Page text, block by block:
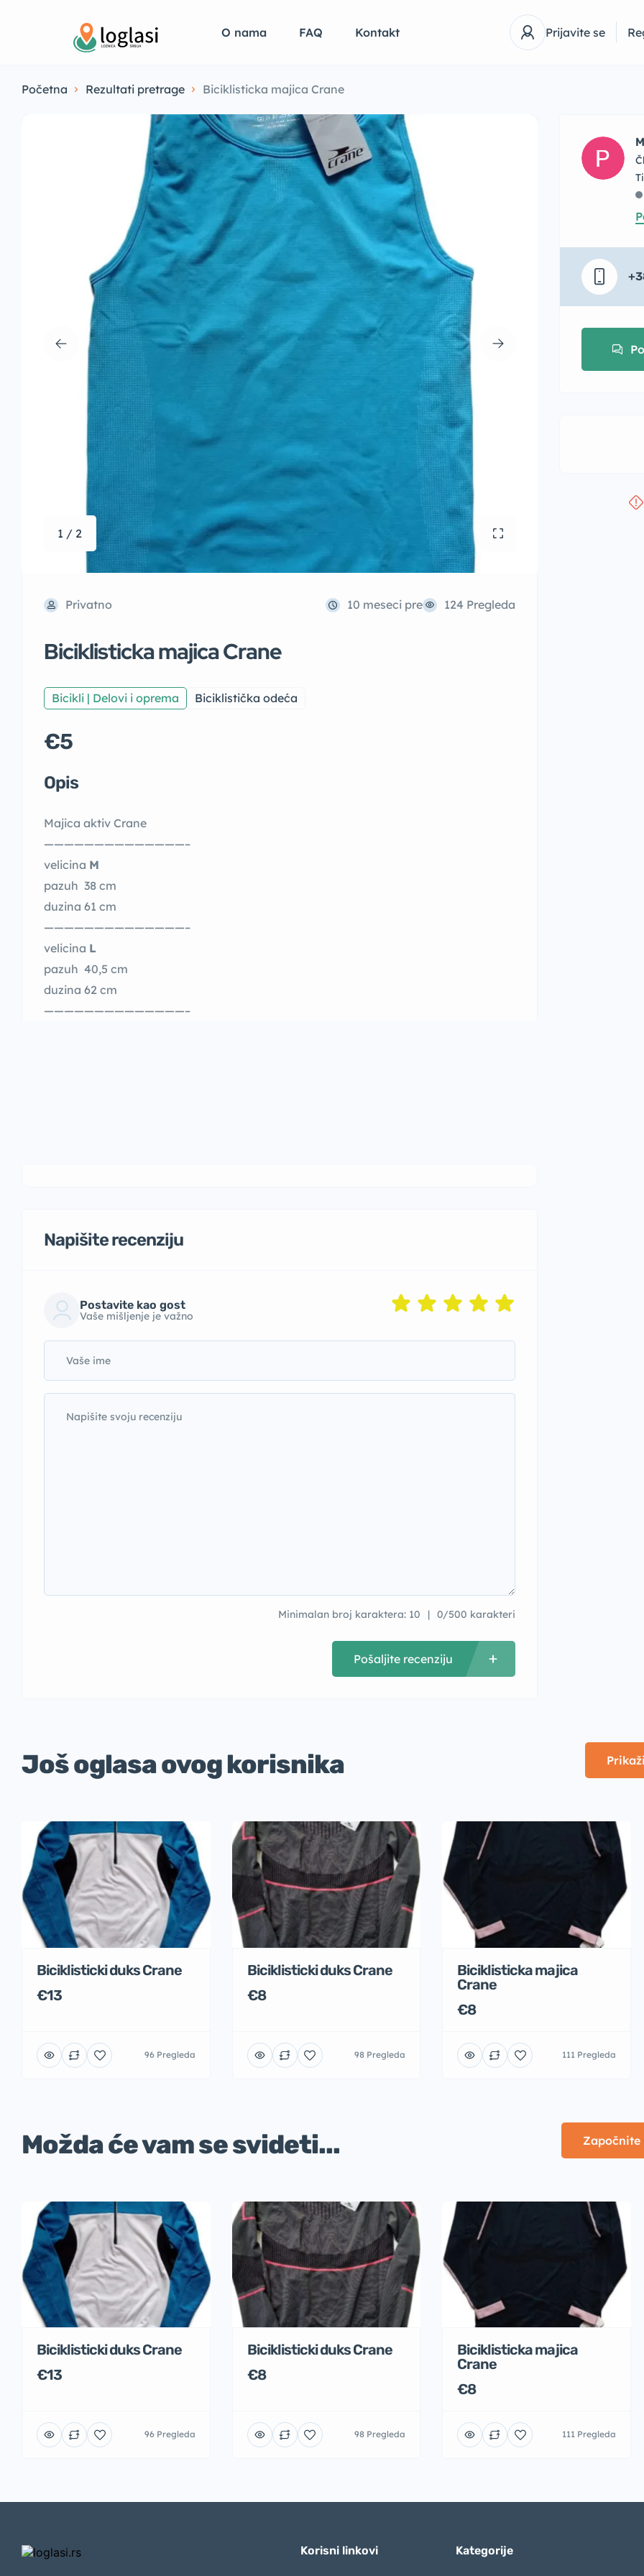
O nama FAQ Kontakt Prijavite se
Početna Rezultati pretrage Biciklisticka majica Crane
1 / 2
Privatno 10 meseci pre 124 Pregleda
Biciklisticka majica Crane
Bicikli | Delovi i oprema Biciklistička odeća
€5
Opis
Majica aktiv Crane
——————————————–
velicina M
pazuh 38 cm
duzina 61 cm
——————————————–
velicina L
pazuh 40,5 cm
duzina 62 cm
——————————————–
Napišite recenziju
Postavite kao gost
Vaše mišljenje je važno
Minimalan broj karaktera: 10 0/500 karakteri
Pošaljite recenziju
Još oglasa ovog korisnika
Biciklisticki duks Crane
€13
96 Pregleda
Biciklisticki duks Crane
€8
98 Pregleda
Biciklisticka majica
Crane
€8
111 Pregleda
Možda će vam se svideti...
Biciklisticki duks Crane
€13
96 Pregleda
Biciklisticki duks Crane
€8
98 Pregleda
Biciklisticka majica
Crane
€8
111 Pregleda
Korisni linkovi Kategorije